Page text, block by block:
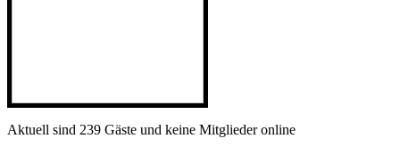
Aktuell sind 239 Gäste und keine Mitglieder online